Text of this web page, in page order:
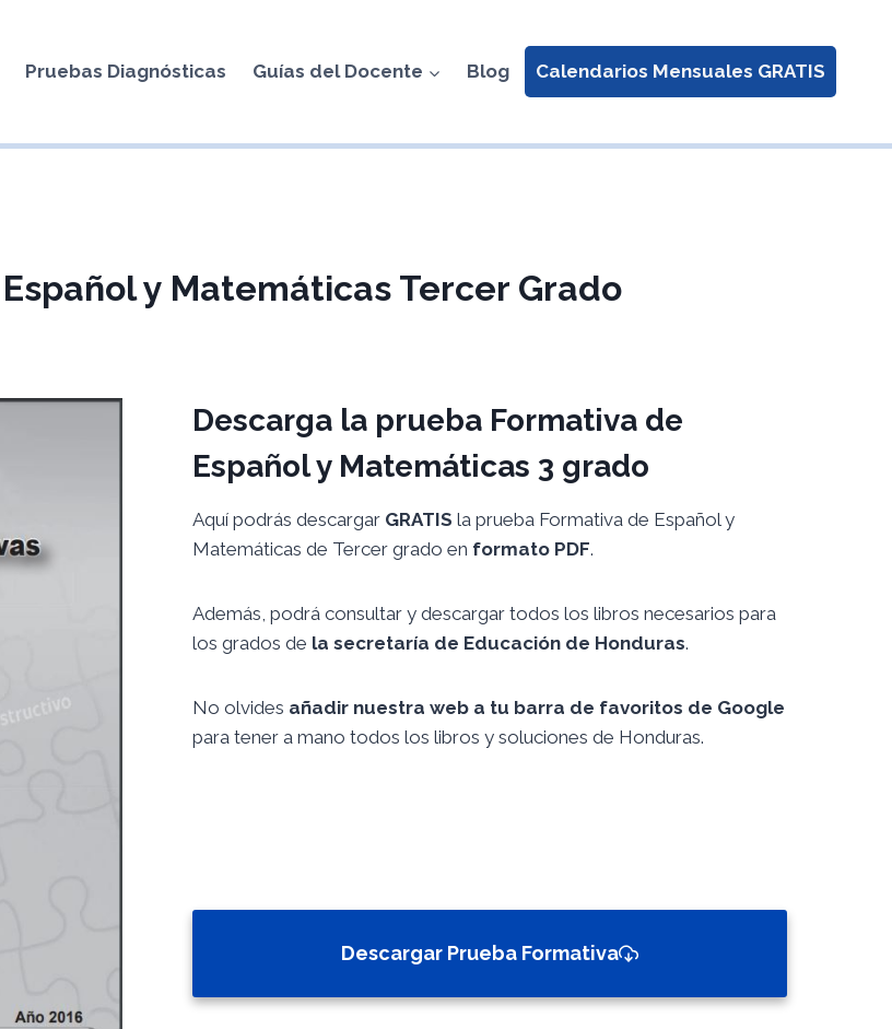
Pruebas Diagnósticas Guías del Docente Blog Calendarios Mensuales GRATIS
y Matemáticas Tercer Grado
Descarga la prueba Formativa de
Español y Matemáticas 3 grado
Aquí podrás descargar GRATIS la prueba Formativa de Español y
Matemáticas de Tercer grado en formato PDF.
Además, podrá consultar y descargar todos los libros necesarios para
los grados de la secretaría de Educación de Honduras.
No olvides añadir nuestra web a tu barra de favoritos de Google
para tener a mano todos los libros y soluciones de Honduras.
Descargar Prueba Formativa